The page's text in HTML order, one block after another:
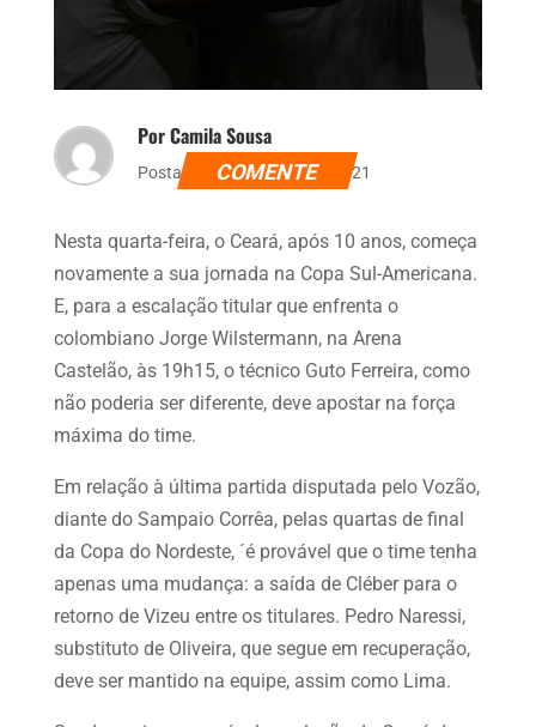
Por Camila Sousa
Postado dia 20 de abril de 2021
COMENTE
Nesta quarta-feira, o Ceará, após 10 anos, começa
novamente a sua jornada na Copa Sul-Americana.
E, para a escalação titular que enfrenta o
colombiano Jorge Wilstermann, na Arena
Castelão, às 19h15, o técnico Guto Ferreira, como
não poderia ser diferente, deve apostar na força
máxima do time.
Em relação à última partida disputada pelo Vozão,
diante do Sampaio Corrêa, pelas quartas de final
da Copa do Nordeste, ´é provável que o time tenha
apenas uma mudança: a saída de Cléber para o
retorno de Vizeu entre os titulares. Pedro Naressi,
substituto de Oliveira, que segue em recuperação,
deve ser mantido na equipe, assim como Lima.